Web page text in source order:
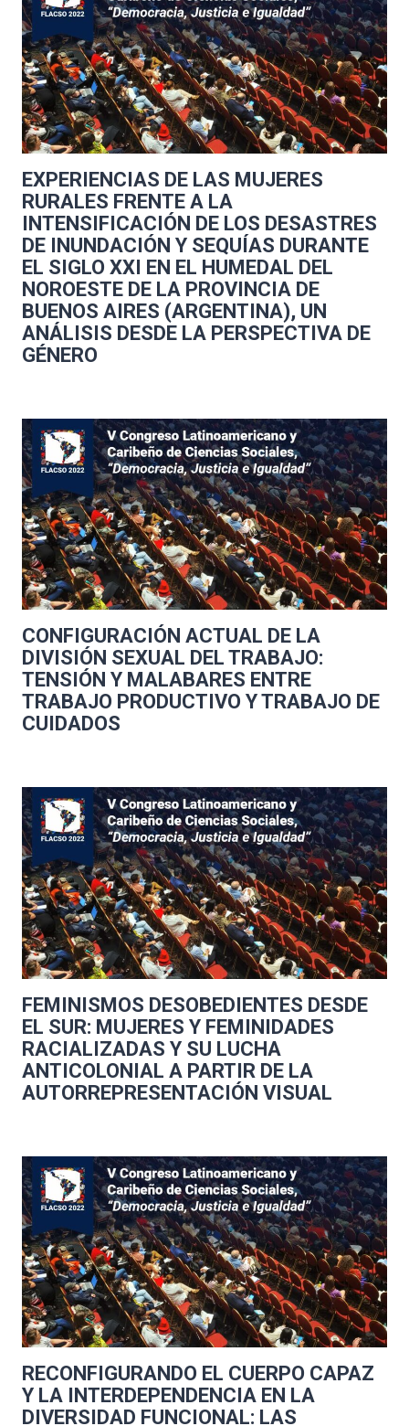
EXPERIENCIAS DE LAS MUJERES
RURALES FRENTE A LA
INTENSIFICACIÓN DE LOS DESASTRES
DE INUNDACIÓN Y SEQUÍAS DURANTE
EL SIGLO XXI EN EL HUMEDAL DEL
NOROESTE DE LA PROVINCIA DE
BUENOS AIRES (ARGENTINA), UN
ANÁLISIS DESDE LA PERSPECTIVA DE
GÉNERO
CONFIGURACIÓN ACTUAL DE LA
DIVISIÓN SEXUAL DEL TRABAJO:
TENSIÓN Y MALABARES ENTRE
TRABAJO PRODUCTIVO Y TRABAJO DE
CUIDADOS
FEMINISMOS DESOBEDIENTES DESDE
EL SUR: MUJERES Y FEMINIDADES
RACIALIZADAS Y SU LUCHA
ANTICOLONIAL A PARTIR DE LA
AUTORREPRESENTACIÓN VISUAL
RECONFIGURANDO EL CUERPO CAPAZ
Y LA INTERDEPENDENCIA EN LA
DIVERSIDAD FUNCIONAL: LAS